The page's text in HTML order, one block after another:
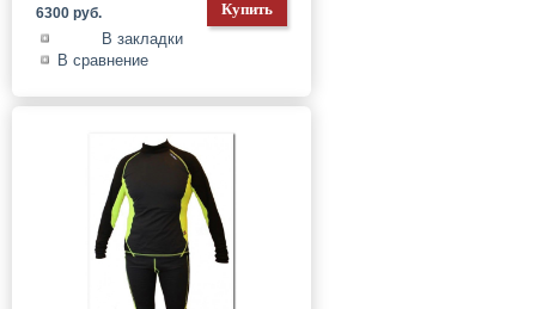
6300 руб.
В закладки
В сравнение